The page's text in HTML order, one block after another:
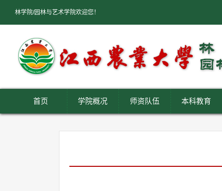
林学院/园林与艺术学院欢迎您！
首页 学院概况 师资队伍 本科教育